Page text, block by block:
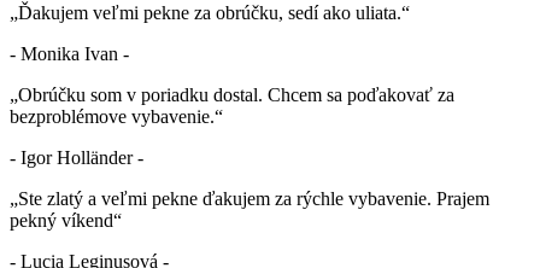
„Ďakujem veľmi pekne za obrúčku, sedí ako uliata.“
- Monika Ivan -
„Obrúčku som v poriadku dostal. Chcem sa poďakovať za
bezproblémove vybavenie.“
- Igor Holländer -
„Ste zlatý a veľmi pekne ďakujem za rýchle vybavenie. Prajem
pekný víkend“
- Lucia Leginusová -